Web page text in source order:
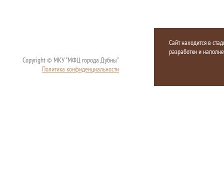
Copyright © МКУ "МФЦ города Дубны"
Политика конфиденциальности
Сайт находится в
разработки и